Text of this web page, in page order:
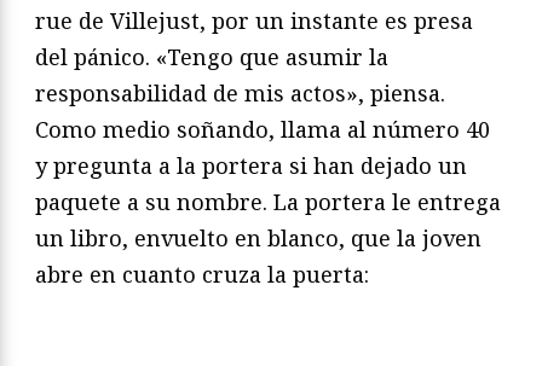
rue de Villejust, por un instante es presa
del pánico. «Tengo que asumir la
responsabilidad de mis actos», piensa.
Como medio soñando, llama al número 40
y pregunta a la portera si han dejado un
paquete a su nombre. La portera le entrega
un libro, envuelto en blanco, que la joven
abre en cuanto cruza la puerta: